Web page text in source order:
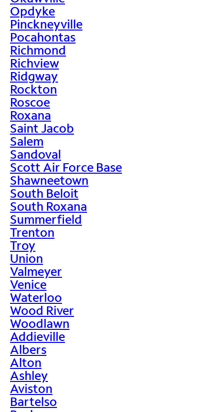
Opdyke
Pinckneyville
Pocahontas
Richmond
Richview
Ridgway
Rockton
Roscoe
Roxana
Saint Jacob
Salem
Sandoval
Scott Air Force Base
Shawneetown
South Beloit
South Roxana
Summerfield
Trenton
Troy
Union
Valmeyer
Venice
Waterloo
Wood River
Woodlawn
Addieville
Albers
Alton
Ashley
Aviston
Bartelso